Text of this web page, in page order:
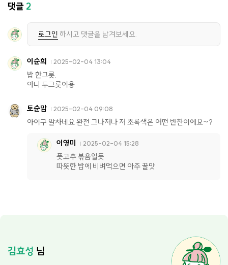
댓글2
로그인 하시고 댓글을 남겨보세요.
이순희 2025-02-04 13:04
밥 한그릇.
아니 두그릇이용
토순맘 2025-02-04 09:08
아이구 알차네요 완전 그나저나 저 초록색은 어떤 반찬이에요~?
이영미 2025-02-04 15:28
풋고추 볶음일듯
따뜻한 밥에 비벼먹으면 아주 꿀맛
김효성 님